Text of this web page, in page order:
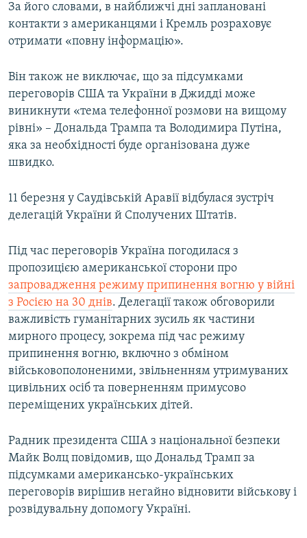
За його словами, в найближчі дні заплановані
контакти з американцями і Кремль розраховує
отримати «повну інформацію».
Він також не виключає, що за підсумками
переговорів США та України в Джидді може
виникнути «тема телефонної розмови на вищому
рівні» – Дональда Трампа та Володимира Путіна,
яка за необхідності буде організована дуже
швидко.
11 березня у Саудівській Аравії відбулася зустріч
делегацій України й Сполучених Штатів.
Під час переговорів Україна погодилася з
пропозицією американської сторони про
запровадження режиму припинення вогню у війні
з Росією на 30 днів. Делегації також обговорили
важливість гуманітарних зусиль як частини
мирного процесу, зокрема під час режиму
припинення вогню, включно з обміном
військовополоненими, звільненням утримуваних
цивільних осіб та поверненням примусово
переміщених українських дітей.
Радник президента США з національної безпеки
Майк Волц повідомив, що Дональд Трамп за
підсумками американсько-українських
переговорів вирішив негайно відновити військову і
розвідувальну допомогу Україні.